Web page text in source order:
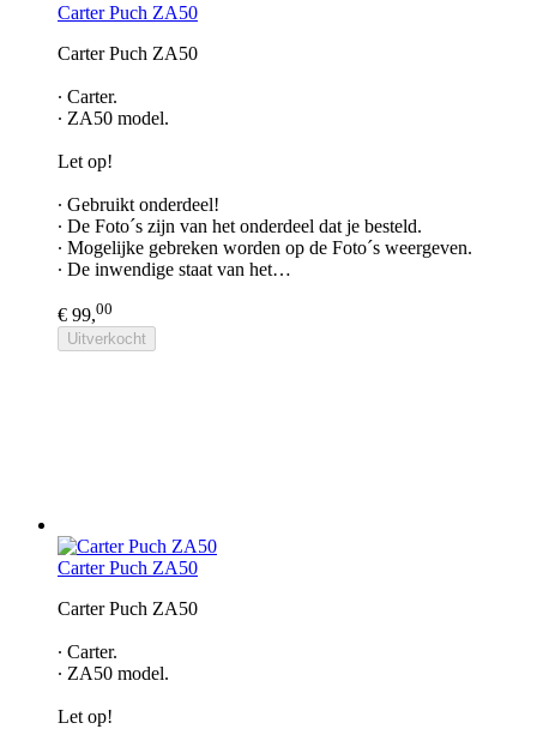
Carter Puch ZA50
Carter Puch ZA50​
∙ Carter.
∙ ZA50 model.
Let op!
∙ Gebruikt onderdeel!
∙ De Foto´s zijn van het onderdeel dat je besteld.
∙ Mogelijke gebreken worden op de Foto´s weergeven.
∙ De inwendige staat van het…
€ 99,00
Uitverkocht
Carter Puch ZA50
Carter Puch ZA50​
∙ Carter.
∙ ZA50 model.
Let op!